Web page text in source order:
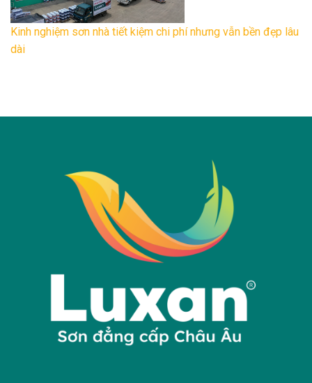
Kinh nghiệm sơn nhà tiết kiệm chi phí nhưng vẫn bền đẹp lâu
dài